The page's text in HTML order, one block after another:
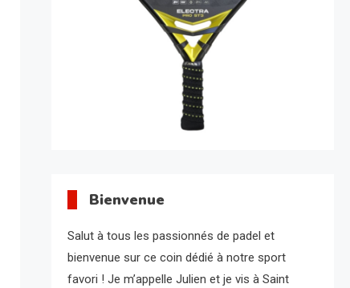
Bienvenue
Salut à tous les passionnés de padel et
bienvenue sur ce coin dédié à notre sport
favori ! Je m’appelle Julien et je vis à Saint